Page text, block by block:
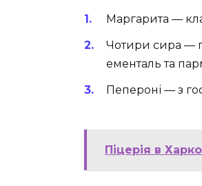
Маргарита —
Чотири сира —
ементаль та
Пепероні — з
Піцерія в